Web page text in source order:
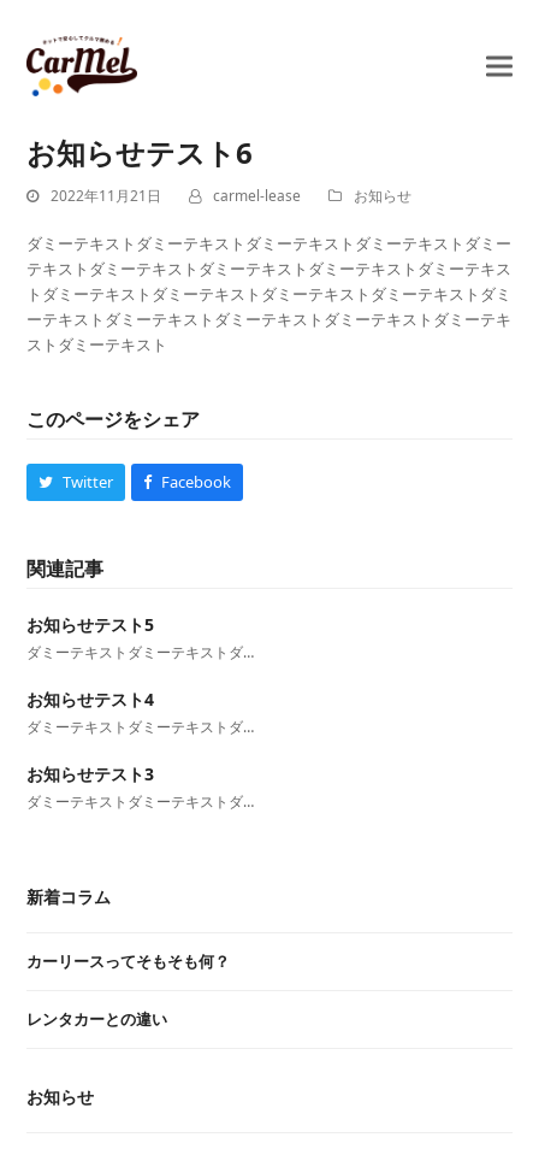
お知らせテスト6
2022年11月21日 carmel-lease お知らせ
ダミーテキストダミーテキストダミーテキストダミーテキストダミー
テキストダミーテキストダミーテキストダミーテキストダミーテキス
トダミーテキストダミーテキストダミーテキストダミーテキストダミ
ーテキストダミーテキストダミーテキストダミーテキストダミーテキ
ストダミーテキスト
このページをシェア
Twitter Facebook
関連記事
お知らせテスト5
ダミーテキストダミーテキストダ…
お知らせテスト4
ダミーテキストダミーテキストダ…
お知らせテスト3
ダミーテキストダミーテキストダ…
新着コラム
カーリースってそもそも何？
レンタカーとの違い
お知らせ